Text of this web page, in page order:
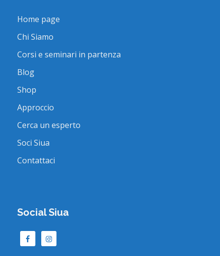
Home page
Chi Siamo
Corsi e seminari in partenza
Blog
Shop
Approccio
Cerca un esperto
Soci Siua
Contattaci
Social Siua